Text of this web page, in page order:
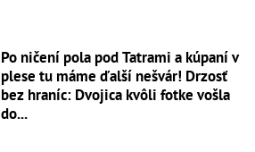
Po ničení pola pod Tatrami a kúpaní v
plese tu máme ďalší nešvár! Drzosť
bez hraníc: Dvojica kvôli fotke vošla
do...